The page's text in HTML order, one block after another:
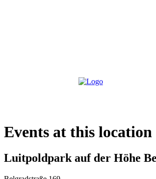
Events at this location
Luitpoldpark auf der Höhe